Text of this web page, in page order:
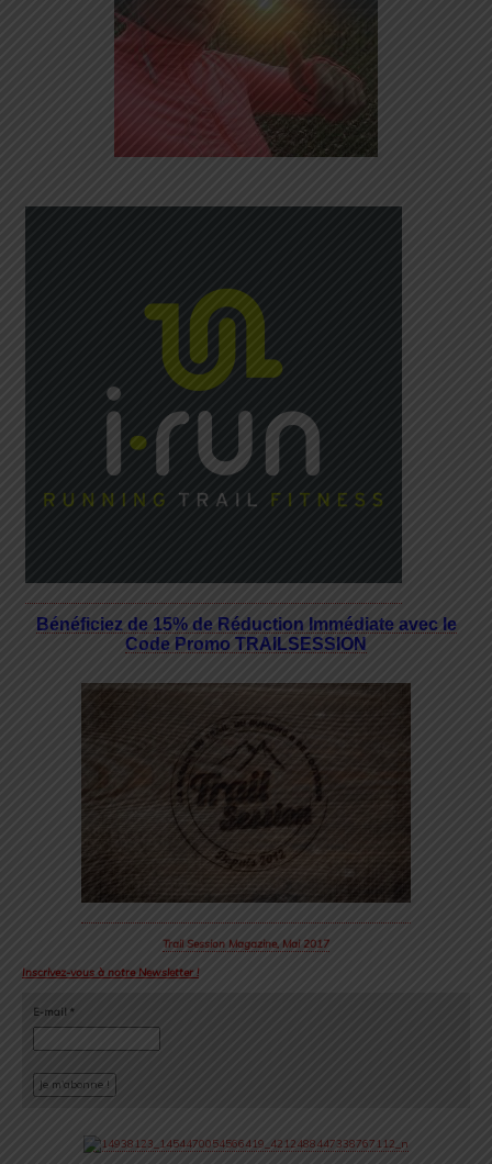
Bénéficiez de 15% de Réduction Immédiate avec le
Code Promo TRAILSESSION
Trail Session Magazine, Mai 2017
Inscrivez-vous à notre Newsletter !
E-mail *